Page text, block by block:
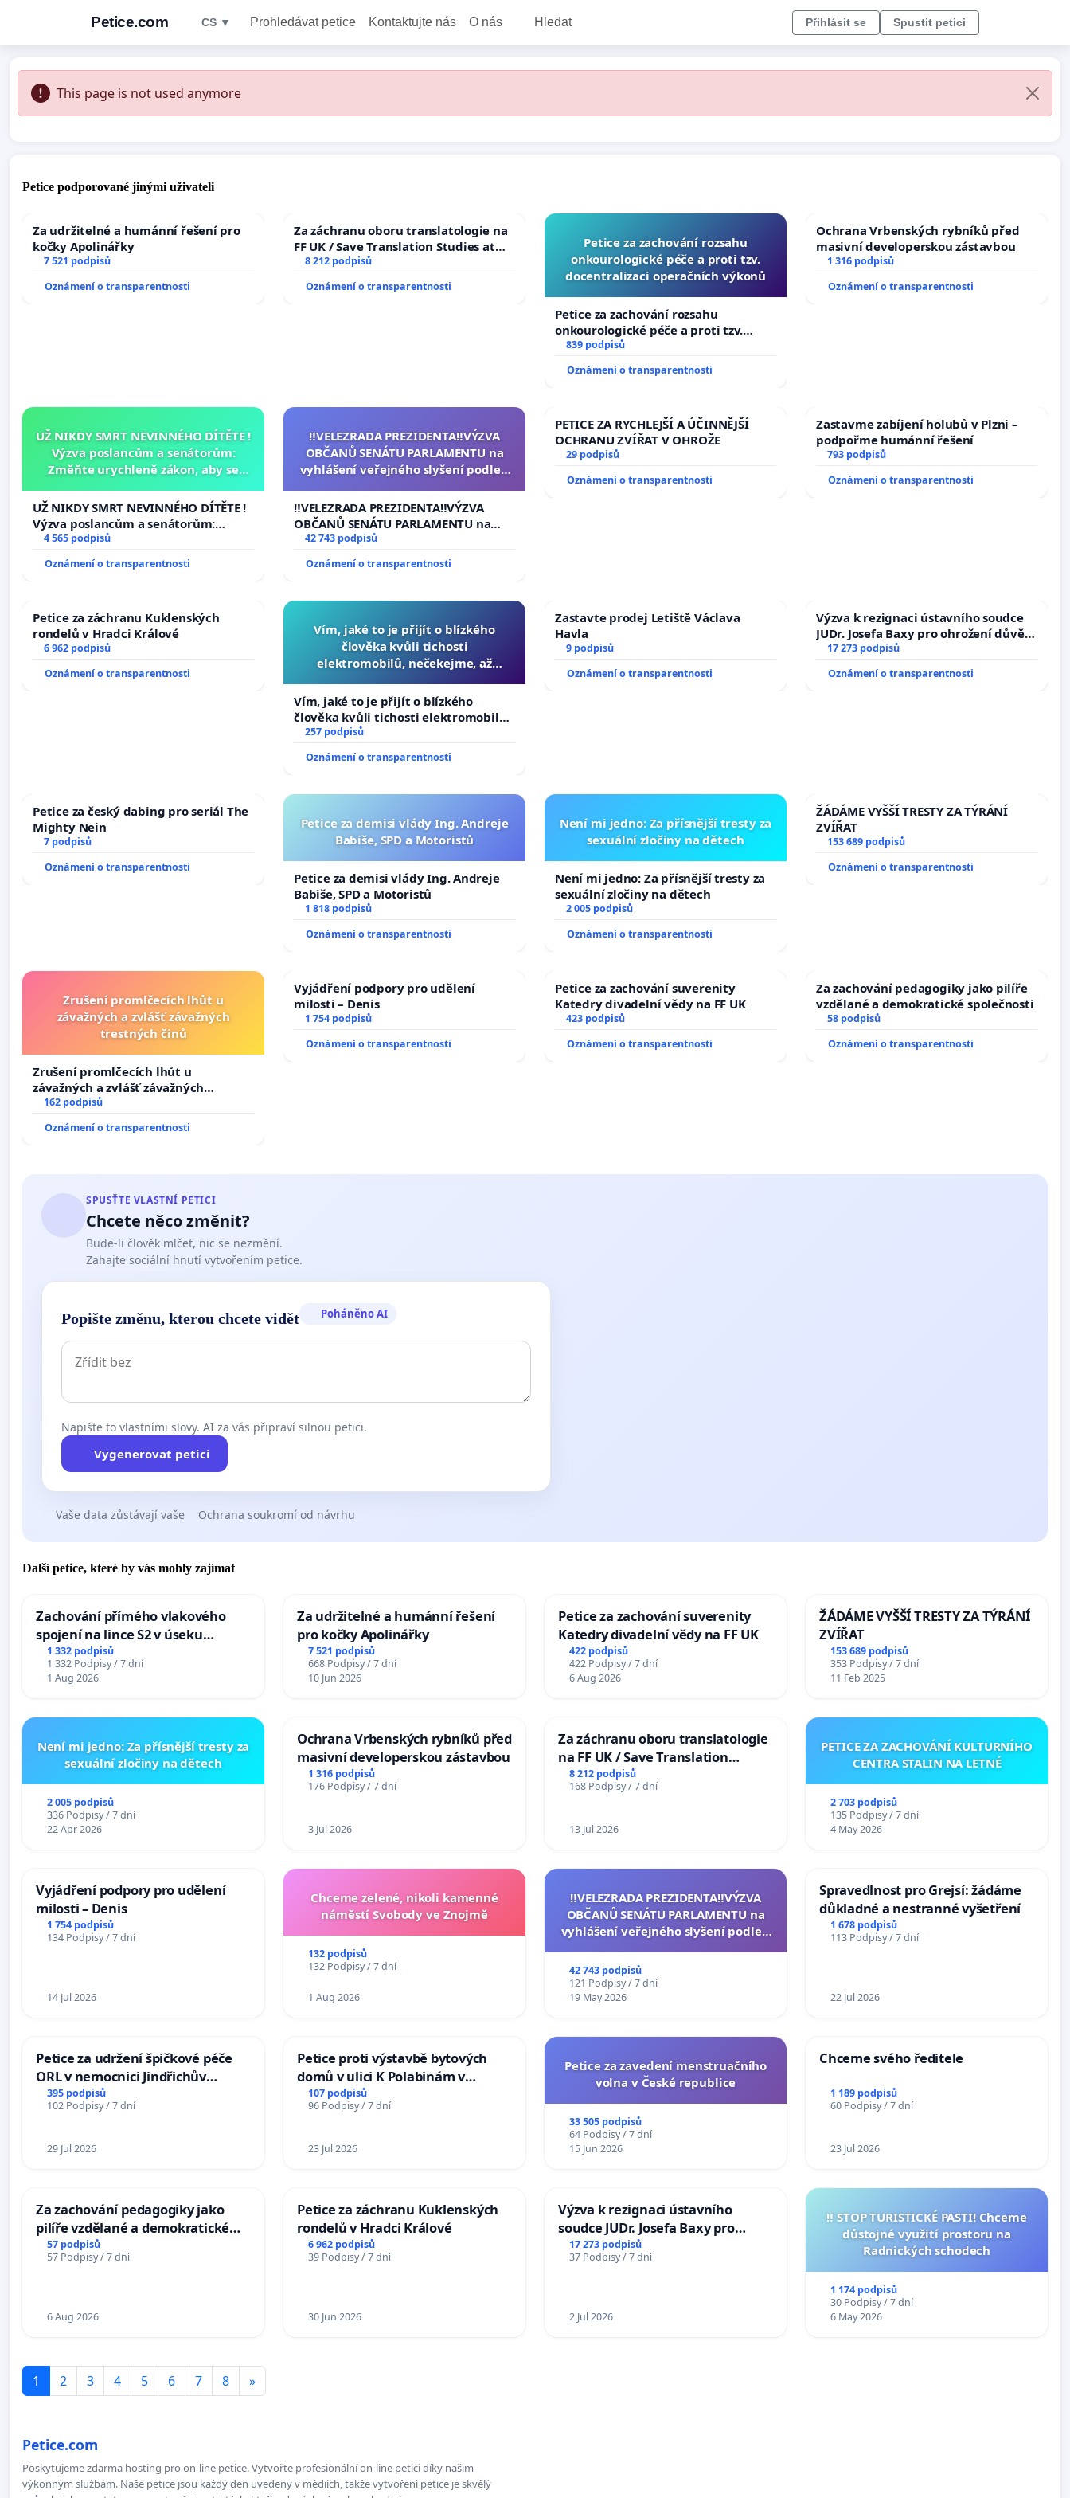
Petice.com CS ▼ Prohledávat petice Kontaktujte nás O nás Hledat Přihlásit se Spustit petici
This page is not used anymore
Petice podporované jinými uživateli
Za udržitelné a humánní řešení pro
kočky Apolinářky
7 521 podpisů
Oznámení o transparentnosti
Za záchranu oboru translatologie na
FF UK / Save Translation Studies at
the Faculty of Arts, Charles
University
8 212 podpisů
Oznámení o transparentnosti
Petice za zachování rozsahu
onkourologické péče a proti tzv.
docentralizaci operačních výkonů
Petice za zachování rozsahu
onkourologické péče a proti tzv.
docentralizaci operačních výkonů
839 podpisů
Oznámení o transparentnosti
Ochrana Vrbenských rybníků před
masivní developerskou zástavbou
1 316 podpisů
Oznámení o transparentnosti
UŽ NIKDY SMRT NEVINNÉHO DÍTĚTE !
Výzva poslancům a senátorům:
Změňte urychleně zákon, aby se
opakovat!
UŽ NIKDY SMRT NEVINNÉHO DÍTĚTE !
Výzva poslancům a senátorům:
Změňte urychleně zákon, aby se
tragédie malé Viktorky už nemohla
opakovat!
4 565 podpisů
Oznámení o transparentnosti
‼️VELEZRADA PREZIDENTA‼️VÝZVA
OBČANŮ SENÁTU PARLAMENTU na
vyhlášení veřejného slyšení podle §
na přijetí usnesení k podání ústavní
žaloby na prezidenta republiky
‼️VELEZRADA PREZIDENTA‼️VÝZVA
OBČANŮ SENÁTU PARLAMENTU na
vyhlášení veřejného slyšení podle §
144 jednacího řádu Senátu k návrhu
na přijetí usnesení k podání ústavní
42 743 podpisů
Oznámení o transparentnosti
PETICE ZA RYCHLEJŠÍ A ÚČINNĚJŠÍ
OCHRANU ZVÍŘAT V OHROŽE
29 podpisů
Oznámení o transparentnosti
Zastavme zabíjení holubů v Plzni –
podpořme humánní řešení
793 podpisů
Oznámení o transparentnosti
Petice za záchranu Kuklenských
rondelů v Hradci Králové
6 962 podpisů
Oznámení o transparentnosti
Vím, jaké to je přijít o blízkého
člověka kvůli tichosti
elektromobilů, nečekejme, až
auta!
Vím, jaké to je přijít o blízkého
člověka kvůli tichosti elektromobilů,
nečekejme, až přibydou další,
zaveďme slyšitelná auta!
257 podpisů
Oznámení o transparentnosti
Zastavte prodej Letiště Václava
Havla
9 podpisů
Oznámení o transparentnosti
Výzva k rezignaci ústavního soudce
JUDr. Josefa Baxy pro ohrožení důvěry
ve spravedlivý proces
17 273 podpisů
Oznámení o transparentnosti
Petice za český dabing pro seriál The
Mighty Nein
7 podpisů
Oznámení o transparentnosti
Petice za demisi vlády Ing. Andreje
Babiše, SPD a Motoristů
Petice za demisi vlády Ing. Andreje
Babiše, SPD a Motoristů
1 818 podpisů
Oznámení o transparentnosti
Není mi jedno: Za přísnější tresty za
sexuální zločiny na dětech
Není mi jedno: Za přísnější tresty za
sexuální zločiny na dětech
2 005 podpisů
Oznámení o transparentnosti
ŽÁDÁME VYŠŠÍ TRESTY ZA TÝRÁNÍ
ZVÍŘAT
153 689 podpisů
Oznámení o transparentnosti
Zrušení promlčecích lhůt u
závažných a zvlášť závažných
trestných činů
Zrušení promlčecích lhůt u
závažných a zvlášť závažných
trestných činů
162 podpisů
Oznámení o transparentnosti
Vyjádření podpory pro udělení
milosti – Denis
1 754 podpisů
Oznámení o transparentnosti
Petice za zachování suverenity
Katedry divadelní vědy na FF UK
423 podpisů
Oznámení o transparentnosti
Za zachování pedagogiky jako pilíře
vzdělané a demokratické společnosti
58 podpisů
Oznámení o transparentnosti
SPUSŤTE VLASTNÍ PETICI
Chcete něco změnit?
Bude-li člověk mlčet, nic se nezmění.
Zahajte sociální hnutí vytvořením petice.
Popište změnu, kterou chcete vidět Poháněno AI
Napište to vlastními slovy. AI za vás připraví silnou petici.
Vygenerovat petici
Vaše data zůstávají vaše Ochrana soukromí od návrhu
Další petice, které by vás mohly zajímat
Zachování přímého vlakového
spojení na lince S2 v úseku
Ostrava – Bohumín – Karviná –
Mosty u Jablunkova
1 332 podpisů
1 332 Podpisy / 7 dní
1 Aug 2026
Za udržitelné a humánní řešení
pro kočky Apolinářky
7 521 podpisů
668 Podpisy / 7 dní
10 Jun 2026
Petice za zachování suverenity
Katedry divadelní vědy na FF UK
422 podpisů
422 Podpisy / 7 dní
6 Aug 2026
ŽÁDÁME VYŠŠÍ TRESTY ZA TÝRÁNÍ
ZVÍŘAT
153 689 podpisů
353 Podpisy / 7 dní
11 Feb 2025
Není mi jedno: Za přísnější tresty za
sexuální zločiny na dětech
2 005 podpisů
336 Podpisy / 7 dní
22 Apr 2026
Ochrana Vrbenských rybníků před
masivní developerskou zástavbou
1 316 podpisů
176 Podpisy / 7 dní
3 Jul 2026
Za záchranu oboru translatologie
na FF UK / Save Translation
Studies at the Faculty of Arts,
Charles University
8 212 podpisů
168 Podpisy / 7 dní
13 Jul 2026
PETICE ZA ZACHOVÁNÍ KULTURNÍHO
CENTRA STALIN NA LETNÉ
2 703 podpisů
135 Podpisy / 7 dní
4 May 2026
Vyjádření podpory pro udělení
milosti – Denis
1 754 podpisů
134 Podpisy / 7 dní
14 Jul 2026
Chceme zelené, nikoli kamenné
náměstí Svobody ve Znojmě
132 podpisů
132 Podpisy / 7 dní
1 Aug 2026
‼️VELEZRADA PREZIDENTA‼️VÝZVA
OBČANŮ SENÁTU PARLAMENTU na
vyhlášení veřejného slyšení podle §
na přijetí usnesení k podání ústavní
žaloby na prezidenta republiky
42 743 podpisů
121 Podpisy / 7 dní
19 May 2026
Spravedlnost pro Grejsí: žádáme
důkladné a nestranné vyšetření
1 678 podpisů
113 Podpisy / 7 dní
22 Jul 2026
Petice za udržení špičkové péče
ORL v nemocnici Jindřichův
Hradec
395 podpisů
102 Podpisy / 7 dní
29 Jul 2026
Petice proti výstavbě bytových
domů v ulici K Polabinám v
Pardubicích
107 podpisů
96 Podpisy / 7 dní
23 Jul 2026
Petice za zavedení menstruačního
volna v České republice
33 505 podpisů
64 Podpisy / 7 dní
15 Jun 2026
Chceme svého ředitele
1 189 podpisů
60 Podpisy / 7 dní
23 Jul 2026
Za zachování pedagogiky jako
pilíře vzdělané a demokratické
společnosti
57 podpisů
57 Podpisy / 7 dní
6 Aug 2026
Petice za záchranu Kuklenských
rondelů v Hradci Králové
6 962 podpisů
39 Podpisy / 7 dní
30 Jun 2026
Výzva k rezignaci ústavního
soudce JUDr. Josefa Baxy pro
ohrožení důvěry ve spravedlivý
proces
17 273 podpisů
37 Podpisy / 7 dní
2 Jul 2026
‼️ STOP TURISTICKÉ PASTI! Chceme
důstojné využití prostoru na
Radnických schodech
1 174 podpisů
30 Podpisy / 7 dní
6 May 2026
1 2 3 4 5 6 7 8 »
Petice.com
Poskytujeme zdarma hosting pro on-line petice. Vytvořte profesionální on-line petici díky našim
výkonným službám. Naše petice jsou každý den uvedeny v médiích, takže vytvoření petice je skvělý